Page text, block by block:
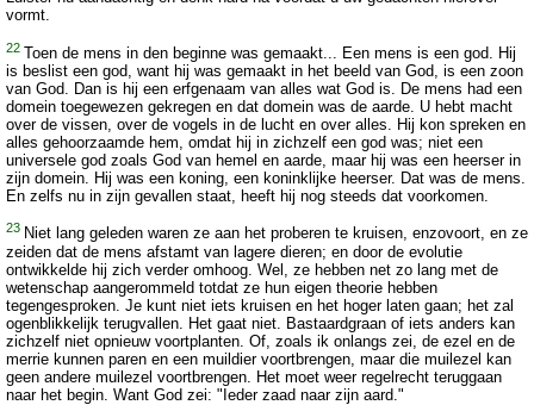
vormt.
22 Toen de mens in den beginne was gemaakt... Een mens is een god. Hij
is beslist een god, want hij was gemaakt in het beeld van God, is een zoon
van God. Dan is hij een erfgenaam van alles wat God is. De mens had een
domein toegewezen gekregen en dat domein was de aarde. U hebt macht
over de vissen, over de vogels in de lucht en over alles. Hij kon spreken en
alles gehoorzaamde hem, omdat hij in zichzelf een god was; niet een
universele god zoals God van hemel en aarde, maar hij was een heerser in
zijn domein. Hij was een koning, een koninklijke heerser. Dat was de mens.
En zelfs nu in zijn gevallen staat, heeft hij nog steeds dat voorkomen.
23 Niet lang geleden waren ze aan het proberen te kruisen, enzovoort, en ze
zeiden dat de mens afstamt van lagere dieren; en door de evolutie
ontwikkelde hij zich verder omhoog. Wel, ze hebben net zo lang met de
wetenschap aangerommeld totdat ze hun eigen theorie hebben
tegengesproken. Je kunt niet iets kruisen en het hoger laten gaan; het zal
ogenblikkelijk terugvallen. Het gaat niet. Bastaardgraan of iets anders kan
zichzelf niet opnieuw voortplanten. Of, zoals ik onlangs zei, de ezel en de
merrie kunnen paren en een muildier voortbrengen, maar die muilezel kan
geen andere muilezel voortbrengen. Het moet weer regelrecht teruggaan
naar het begin. Want God zei: "Ieder zaad naar zijn aard."